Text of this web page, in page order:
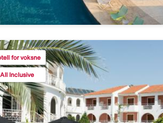
for voksne
All Inclusive